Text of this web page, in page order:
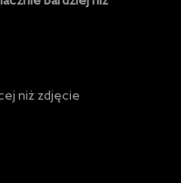
niż zdjęcie